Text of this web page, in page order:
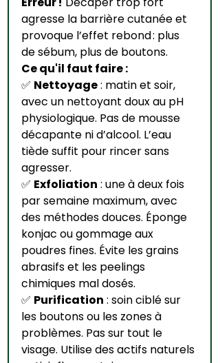
agresse la barrière cutanée et
provoque l’effet rebond : plus
de sébum, plus de boutons.
Ce qu'il faut faire :
✅ Nettoyage : matin et soir,
avec un nettoyant doux au pH
physiologique. Pas de mousse
décapante ni d’alcool. L’eau
tiède suffit pour rincer sans
agresser.
✅ Exfoliation : une à deux fois
par semaine maximum, avec
des méthodes douces. Éponge
konjac ou gommage aux
poudres fines. Évite les grains
abrasifs et les peelings
chimiques mal dosés.
✅ Purification : soin ciblé sur
les boutons ou les zones à
problèmes. Pas sur tout le
visage. Utilise des actifs naturels